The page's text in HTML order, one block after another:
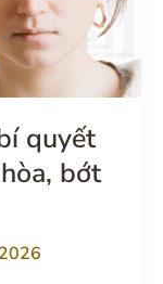
quyết
bớt